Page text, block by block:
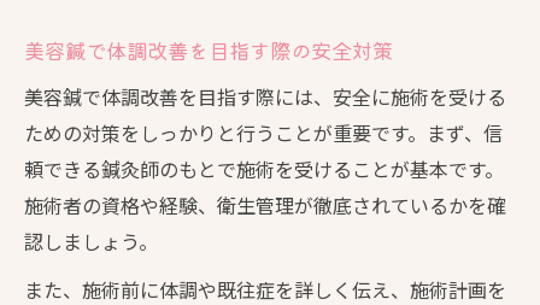
美容鍼で体調改善を目指す際の安全対策
美容鍼で体調改善を目指す際には、安全に施術を受ける
ための対策をしっかりと行うことが重要です。まず、信
頼できる鍼灸師のもとで施術を受けることが基本です。
施術者の資格や経験、衛生管理が徹底されているかを確
認しましょう。
また、施術前に体調や既往症を詳しく伝え、施術計画を